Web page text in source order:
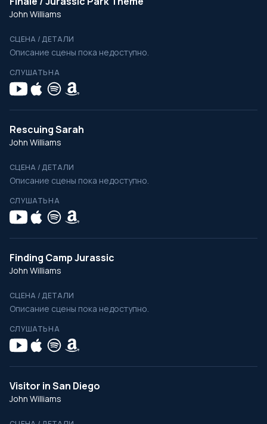
John Williams
СЦЕНА / ДЕТАЛИ
Описание сцены пока недоступно.
СЛУШАТЬ НА
Rescuing Sarah
John Williams
СЦЕНА / ДЕТАЛИ
Описание сцены пока недоступно.
СЛУШАТЬ НА
Finding Camp Jurassic
John Williams
СЦЕНА / ДЕТАЛИ
Описание сцены пока недоступно.
СЛУШАТЬ НА
Visitor in San Diego
John Williams